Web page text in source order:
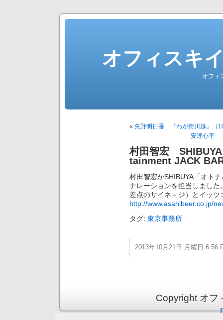
オフィスキ
オフィ
« 矢野明日香 『わが街川越』（
安達心平
村田智宏 SHIBUYA
tainment JACK
村田智宏がSHIBUYA「オト
ナレーションを担当しまし
差点のサイネ－ジ）とイッ
http://www.asahibeer.co.jp/
タグ: 東京事務所
2013年10月21日 月曜日 6:56
Copyright オ